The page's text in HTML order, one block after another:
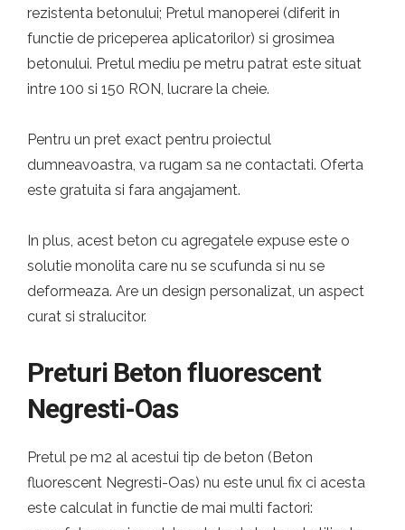
rezistenta betonului; Pretul manoperei (diferit in
functie de priceperea aplicatorilor) si grosimea
betonului. Pretul mediu pe metru patrat este situat
intre 100 si 150 RON, lucrare la cheie.
Pentru un pret exact pentru proiectul
dumneavoastra, va rugam sa ne contactati. Oferta
este gratuita si fara angajament.
In plus, acest beton cu agregatele expuse este o
solutie monolita care nu se scufunda si nu se
deformeaza. Are un design personalizat, un aspect
curat si stralucitor.
Preturi Beton fluorescent
Negresti-Oas
Pretul pe m2 al acestui tip de beton (Beton
fluorescent Negresti-Oas) nu este unul fix ci acesta
este calculat in functie de mai multi factori: